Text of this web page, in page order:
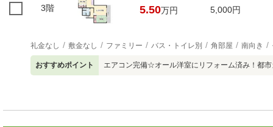
3階 5.50万円 5,000円
礼金なし 敷金なし ファミリー バス・トイレ別 角部屋 南向き
おすすめポイント エアコン完備☆オール洋室にリフォーム済み！都